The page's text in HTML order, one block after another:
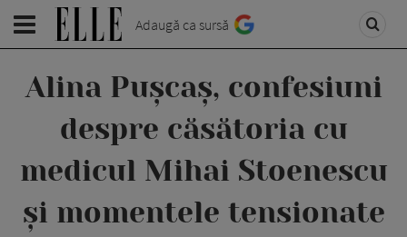
Adaugă ca sursă
Alina Pușcaș, confesiuni
despre căsătoria cu
medicul Mihai Stoenescu
și momentele tensionate